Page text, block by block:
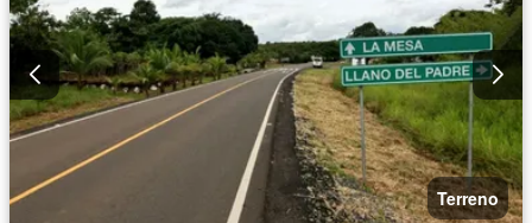
Terreno